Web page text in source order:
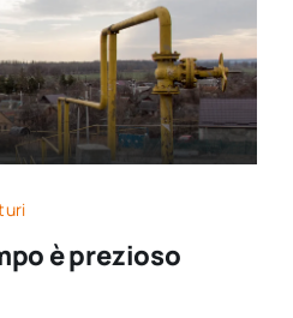
è prezioso